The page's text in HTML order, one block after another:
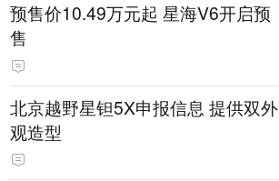
预售价10.49万元起 星海V6开启预
售
北京越野星钽5X申报信息 提供双外
观造型